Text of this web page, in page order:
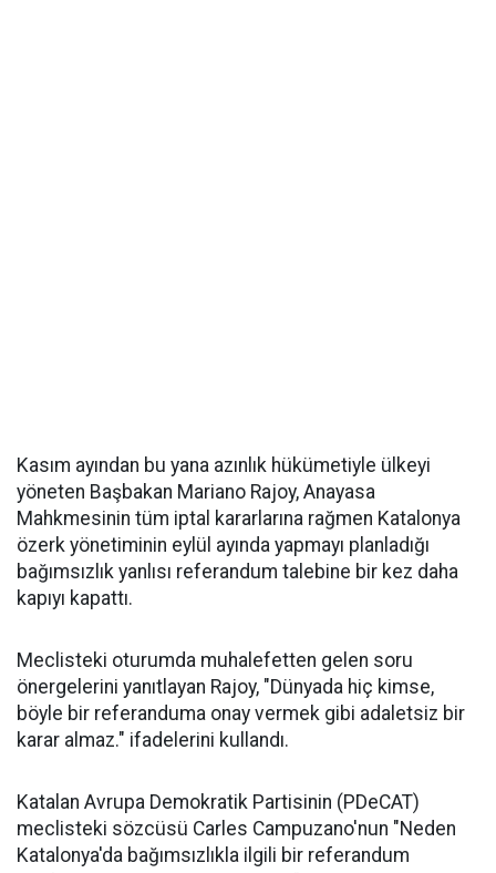
Kasım ayından bu yana azınlık hükümetiyle ülkeyi
yöneten Başbakan Mariano Rajoy, Anayasa
Mahkmesinin tüm iptal kararlarına rağmen Katalonya
özerk yönetiminin eylül ayında yapmayı planladığı
bağımsızlık yanlısı referandum talebine bir kez daha
kapıyı kapattı.
Meclisteki oturumda muhalefetten gelen soru
önergelerini yanıtlayan Rajoy, "Dünyada hiç kimse,
böyle bir referanduma onay vermek gibi adaletsiz bir
karar almaz." ifadelerini kullandı.
Katalan Avrupa Demokratik Partisinin (PDeCAT)
meclisteki sözcüsü Carles Campuzano'nun "Neden
Katalonya'da bağımsızlıkla ilgili bir referandum